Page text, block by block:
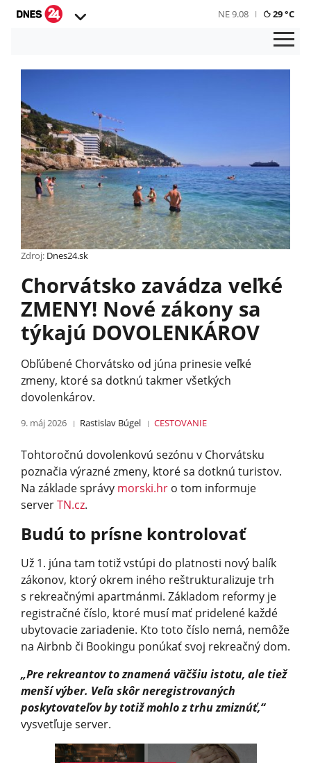
NE 9.08 29 °C
Zdroj: Dnes24.sk
Chorvátsko zavádza veľké
ZMENY! Nové zákony sa
týkajú DOVOLENKÁROV
Obľúbené Chorvátsko od júna prinesie veľké
zmeny, ktoré sa dotknú takmer všetkých
dovolenkárov.
9. máj 2026 Rastislav Búgel CESTOVANIE
Tohtoročnú dovolenkovú sezónu v Chorvátsku
poznačia výrazné zmeny, ktoré sa dotknú turistov.
Na základe správy morski.hr o tom informuje
serverTN.cz.
Budú to prísne kontrolovať
Už 1. júna tam totiž vstúpi do platnosti nový balík
zákonov, ktorý okrem iného reštrukturalizuje trh
s rekreačnými apartmánmi. Základom reformy je
registračné číslo, ktoré musí mať pridelené každé
ubytovacie zariadenie. Kto toto číslo nemá, nemôže
na Airbnb či Bookingu ponúkať svoj rekreačný dom.
„Pre rekreantov to znamená väčšiu istotu, ale tiež
menší výber. Veľa skôr neregistrovaných
poskytovateľov by totiž mohlo z trhu zmiznúť,“
vysvetľuje server.